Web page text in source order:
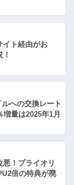
イト経由がお
への交換レート
量は2025年1月
！プライオリ
倍の特典が廃